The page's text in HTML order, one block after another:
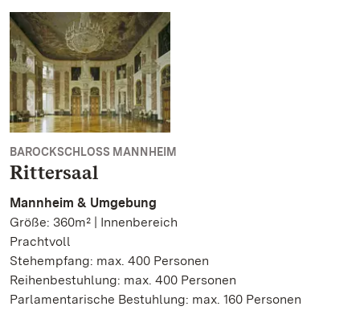
BAROCKSCHLOSS MANNHEIM
Rittersaal
Mannheim & Umgebung
Größe: 360m² | Innenbereich
Prachtvoll
Stehempfang: max. 400 Personen
Reihenbestuhlung: max. 400 Personen
Parlamentarische Bestuhlung: max. 160 Personen